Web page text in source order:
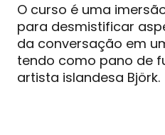
O curso é uma
para desmistificar
da conversação em
tendo como pano de
artista islandesa Björk.